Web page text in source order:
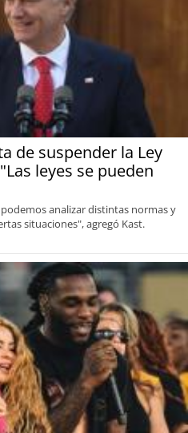
de suspender la Ley
leyes se pueden
analizar distintas normas y
situaciones", agregó Kast.